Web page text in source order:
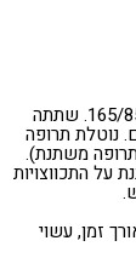
מטופלת בת 47 עם יתר לחץ דם 165/85. שתתה
נוטלת תרופה
משתנת).
על התכווצויות
זמן, עשוי